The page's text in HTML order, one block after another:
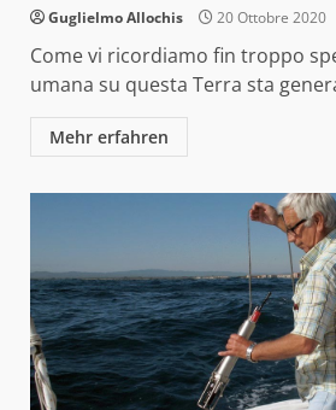
Guglielmo Allochis 20 Ottobre 2020
Come vi ricordiamo fin troppo
umana su questa Terra sta
Mehr erfahren